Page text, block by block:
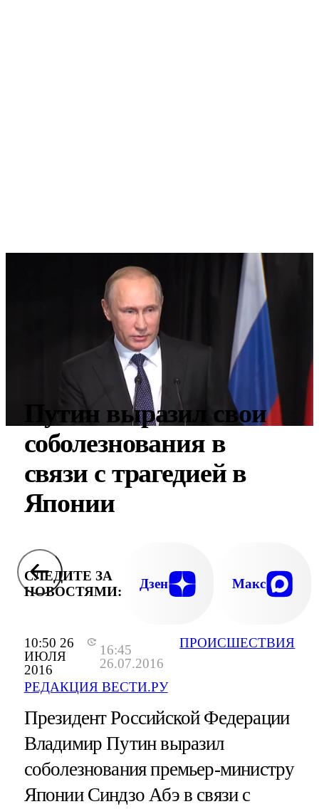
10:50 26
ИЮЛЯ
2016
16:45
26.07.2016
РЕДАКЦИЯ ВЕСТИ.РУ
ПРОИСШЕСТВИЯ
Путин выразил свои
соболезнования в
связи с трагедией в
Японии
СЛЕДИТЕ ЗА
НОВОСТЯМИ:
Дзен Макс
Президент Российской Федерации
Владимир Путин выразил
соболезнования премьер-министру
Японии Синдзо Абэ в связи с